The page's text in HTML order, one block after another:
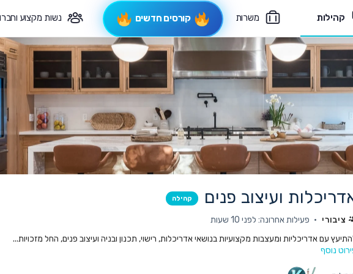
קהילות משרות קורסים חדשים נשות מקצוע
הצוות שלנו פיקוח תורני צרי קשר
ועיצוב פנים קהילה
ציבורי
פעילות אחרונה: לפני 10 שעות
עם אדריכליות ומעצבות מקצועיות בנושאי אדריכלות, רישוי, תכנון ובניה ועיצוב פנים, החל מזכויות...
נוסף